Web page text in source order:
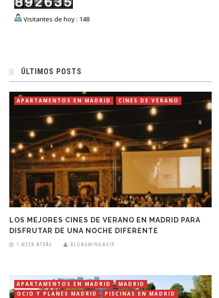
Visitantes de hoy : 148
ÚLTIMOS POSTS
APARTAMENTOS EN MADRID CINES DE VERANO
LOS MEJORES CINES DE VERANO EN MADRID PARA
DISFRUTAR DE UNA NOCHE DIFERENTE
1 WEEK ATRÁS BLGADMINGAVIR
APARTAMENTOS EN MADRID
MADRID
OCIO Y PLANES MADRID
PISCINAS EN MADRID